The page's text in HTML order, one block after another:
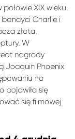
XIX wieku.
Charlie i
złota,
W
nagrody
Joaquin Phoenix
na
pojawiła się
się filmowej